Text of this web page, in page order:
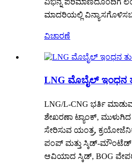
ವಿಭಿನ್ನ ಪರಿಮಾಣದೊಂದಿಗೆ
ಮಾದರಿಯಲ್ಲಿ
ವಿಚಾರಣೆ
LNG ಮೊಬೈಲ್ ಇಂಧನ
LNG/L-CNG ಭರ್ತಿ ಮಾಡುವ
ಶೇಖರಣಾ ಟ್ಯಾಂಕ್,
ಸೇರಿಸುವ ಯಂತ್ರ,
ಪಂಪ್ ಮತ್ತು ಸ್ಕಿಡ್-ಮೌಂಟೆಡ್
ಆವಿಯಾದ ಸ್ಕಿಡ್, BOG